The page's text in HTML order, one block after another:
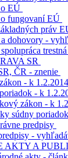
EÚ
fungovaní EÚ
práv
dohovory -
trestná
SR
ČR - znenie
- k 1.2.2014
- k
zákon - k
súdny
predpisy
-
AKTY A